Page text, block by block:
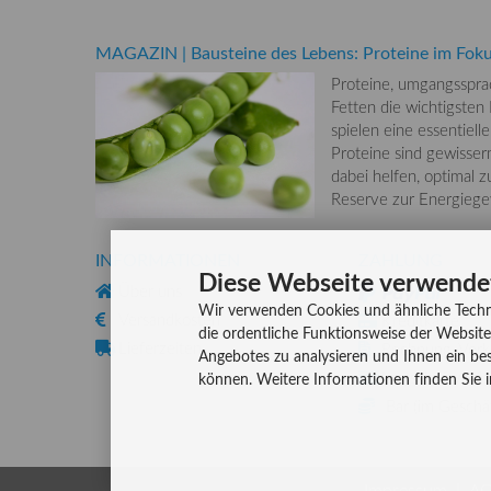
MAGAZIN | Bausteine des Lebens: Proteine im
Proteine,
Fetten die wichtigsten
spielen eine
Proteine sind
dabei helfen, optimal
Reserve zur
INFORMATIONEN
Versandkosten
Kreditkarte
Rechnung,
Diese Webseite
Wir verwenden Cookies und ähnliche
die ordentliche Funktionsweise der
Angebotes zu analysieren und Ihnen ein
können. Weitere Informationen finden Sie